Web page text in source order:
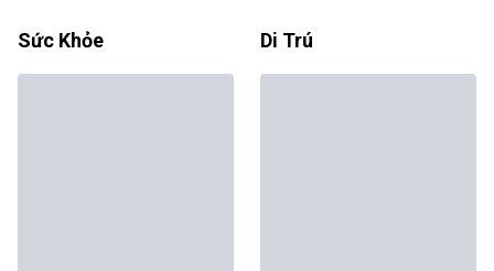
Sức Khỏe Di Trú